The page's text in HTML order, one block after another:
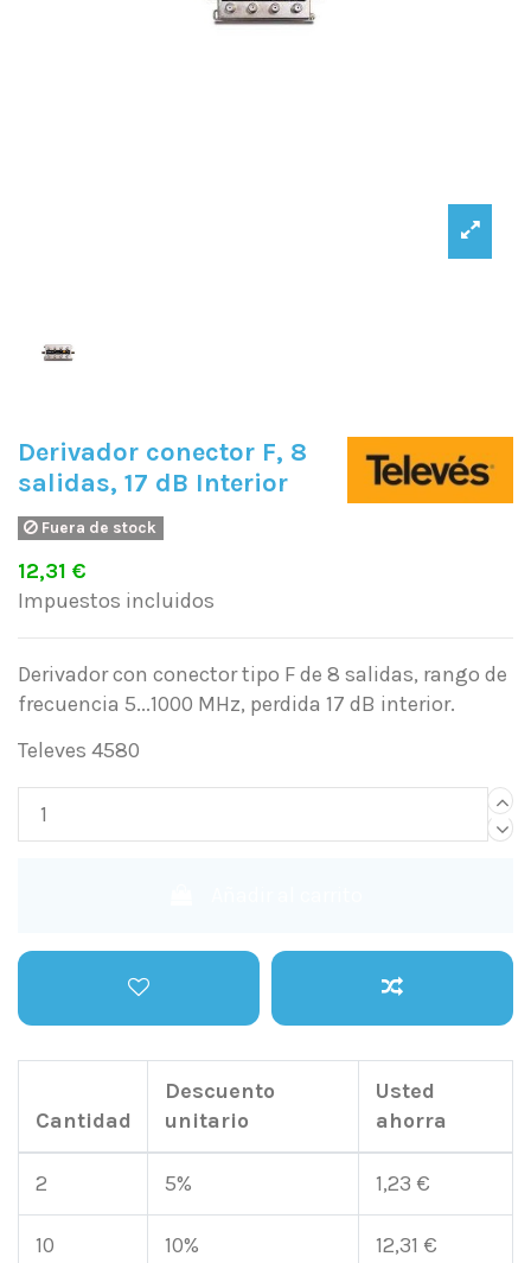
Derivador conector F, 8
salidas, 17 dB Interior
Fuera de stock
12,31 €
Impuestos incluidos
Derivador con conector tipo F de 8 salidas, rango de
frecuencia 5...1000 MHz, perdida 17 dB interior.
Televes 4580
Cantidad
Descuento
unitario
Usted
ahorra
2 5% 1,23 €
10 10% 12,31 €